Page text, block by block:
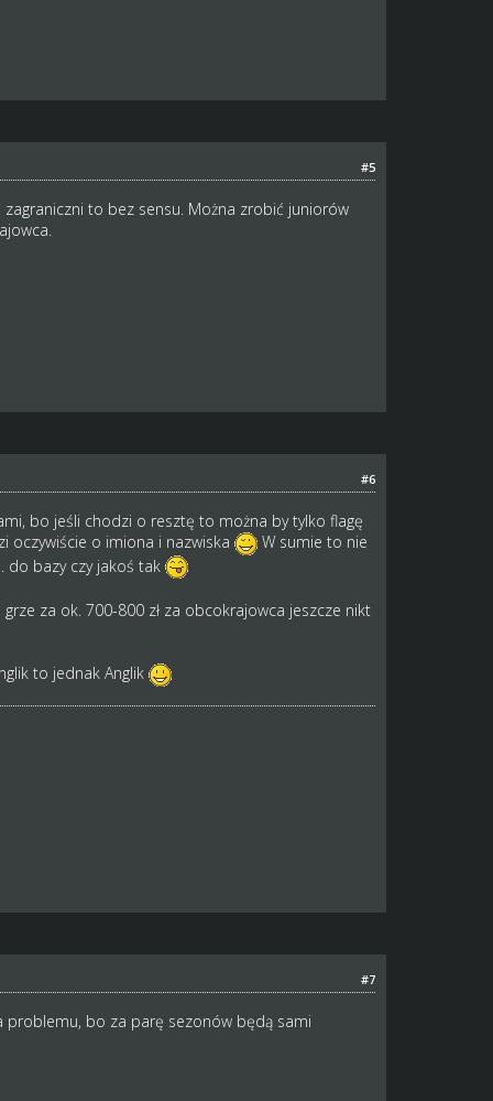
#5
to bez sensu. Można zrobić juniorów
#6
bo jeśli chodzi o resztę to można by tylko flagę
oczywiście o imiona i nazwiska
W sumie to nie
do bazy czy jakoś tak
za ok. 700-800 zł za obcokrajowca jeszcze nikt
to jednak Anglik
#7
problemu, bo za parę sezonów będą sami